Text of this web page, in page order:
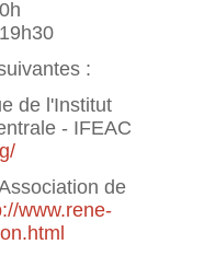
:
de l'Institut
- IFEAC
de
www.rene-